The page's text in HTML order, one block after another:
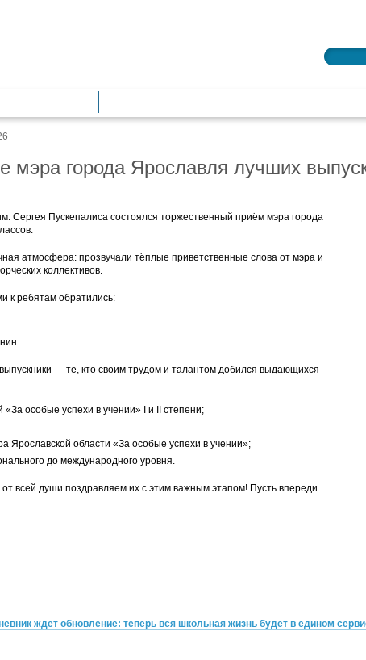
мэра города Ярославля лучших
Сергея Пускепалиса состоялся торжественный приём мэра города
атмосфера: прозвучали тёплые приветственные слова от мэра и
коллективов.
к ребятам обратились:
— те, кто своим трудом и талантом добился выдающихся
особые успехи в учении» I и II степени;
Ярославской области «За особые успехи в учении»;
до международного уровня.
всей души поздравляем их с этим важным этапом! Пусть впереди
ждёт обновление: теперь вся школьная жизнь будет в едином